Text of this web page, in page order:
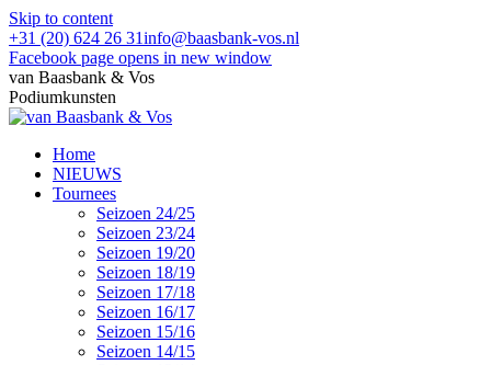
Skip to content
+31 (20) 624 26 31info@baasbank-vos.nl
Facebook page opens in new window
van Baasbank & Vos
Podiumkunsten
Home
NIEUWS
Tournees
Seizoen 24/25
Seizoen 23/24
Seizoen 19/20
Seizoen 18/19
Seizoen 17/18
Seizoen 16/17
Seizoen 15/16
Seizoen 14/15